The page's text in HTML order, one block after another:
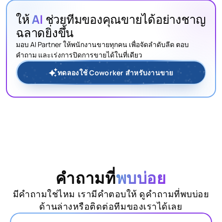
ให้AI ช่วยทีมของคุณขายได้อย่างชาญ
ฉลาดยิ่งขึ้น
มอบ AI Partner ให้พนักงานขายทุกคน เพื่อจัดลำดับลีด ตอบ
คำถาม และเร่งการปิดการขายได้ในที่เดียว
ทดลองใช้ Coworker สำหรับงานขาย
คำถามที่พบบ่อย
มีคำถามใช่ไหม เรามีคำตอบให้ ดูคำถามที่พบบ่อย
ด้านล่างหรือติดต่อทีมของเราได้เลย